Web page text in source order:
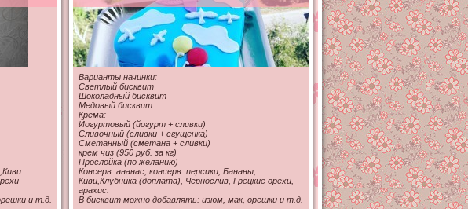
и т.д.
Варианты начинки:
Светлый бисквит
Шоколадный бисквит
Медовый бисквит
Крема:
Йогуртовый (йогурт + сливки)
Сливочный (сливки + сгущенка)
Сметанный (сметана + сливки)
крем чиз (950 руб. за кг)
Прослойка (по желанию)
Консерв. ананас, консерв. персики, Бананы,
Киви,Клубника (доплата), Чернослив, Грецкие орехи,
арахис.
В бисквит можно добавлять: изюм, мак, орешки и т.д.